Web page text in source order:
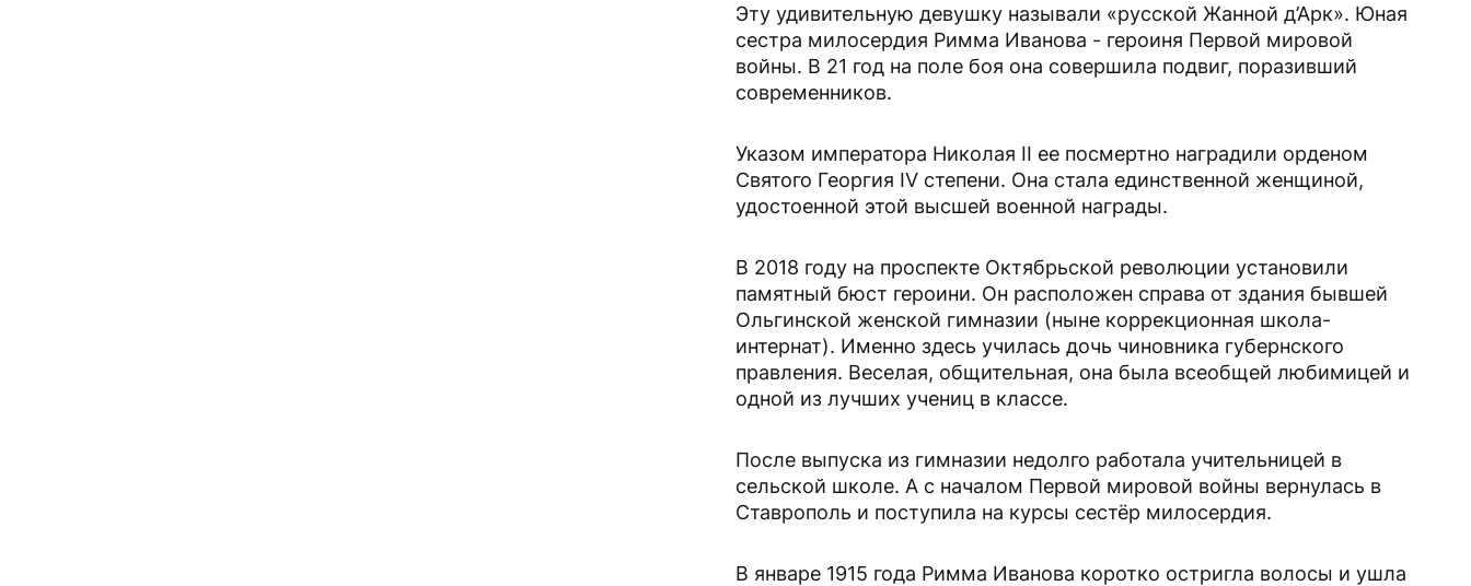
Эту удивительную девушку называли «русской Жанной д’Арк». Юная
сестра милосердия Римма Иванова - героиня Первой мировой
войны. В 21 год на поле боя она совершила подвиг, поразивший
современников.
Указом императора Николая II ее посмертно наградили орденом
Святого Георгия IV степени. Она стала единственной женщиной,
удостоенной этой высшей военной награды.
В 2018 году на проспекте Октябрьской революции установили
памятный бюст героини. Он расположен справа от здания бывшей
Ольгинской женской гимназии (ныне коррекционная школа-
интернат). Именно здесь училась дочь чиновника губернского
правления. Веселая, общительная, она была всеобщей любимицей и
одной из лучших учениц в классе.
После выпуска из гимназии недолго работала учительницей в
сельской школе. А с началом Первой мировой войны вернулась в
Ставрополь и поступила на курсы сестёр милосердия.
В январе 1915 года Римма Иванова коротко остригла волосы и ушла